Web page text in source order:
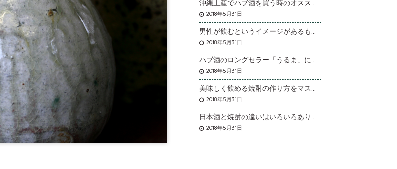
沖縄土産でハブ酒を買う時のオススメは
2018年5月31日
男性が飲むというイメージがあるものの女性にも効果が期待できます
2018年5月31日
ハブ酒のロングセラー「うるま」について
2018年5月31日
美味しく飲める焼酎の作り方をマスターしよう
2018年5月31日
日本酒と焼酎の違いはいろいろありますが
2018年5月31日